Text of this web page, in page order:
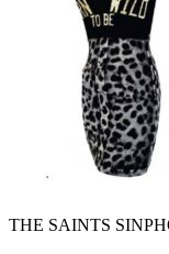
THE SAINTS